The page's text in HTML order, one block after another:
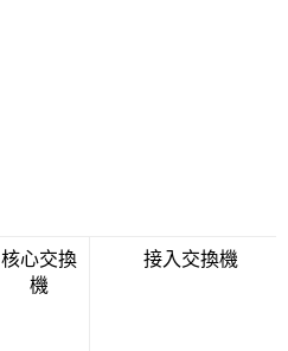
核心交換
機
接入交換機